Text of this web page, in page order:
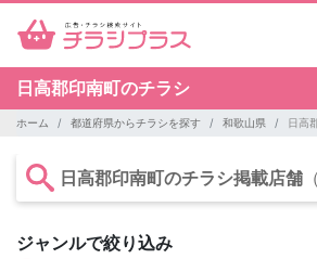
日高郡印南町のチラシ
ホーム 都道府県からチラシを探す 和歌山県 日高
日高郡印南町のチラシ掲載店舗
ジャンルで絞り込み